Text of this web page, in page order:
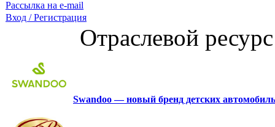
Рассылка на e-mail
Вход / Регистрация
Отраслевой
Swandoo — новый бренд детских